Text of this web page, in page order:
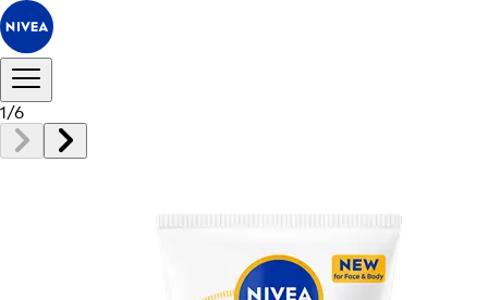
1/6